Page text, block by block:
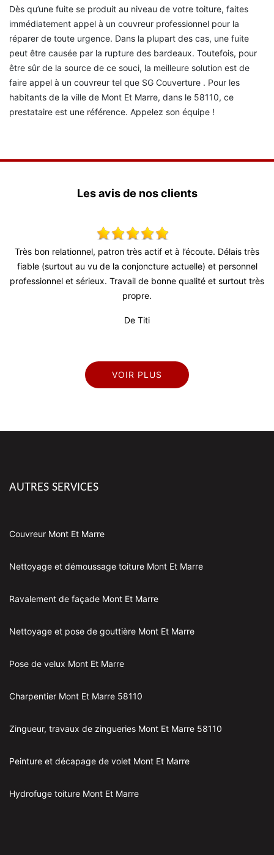
Dès qu’une fuite se produit au niveau de votre toiture, faites
immédiatement appel à un couvreur professionnel pour la
réparer de toute urgence. Dans la plupart des cas, une fuite
peut être causée par la rupture des bardeaux. Toutefois, pour
être sûr de la source de ce souci, la meilleure solution est de
faire appel à un couvreur tel que SG Couverture . Pour les
habitants de la ville de Mont Et Marre, dans le 58110, ce
prestataire est une référence. Appelez son équipe !
Les avis de nos clients
Très bon relationnel, patron très actif et à l’écoute. Délais très
fiable (surtout au vu de la conjoncture actuelle) et personnel
professionnel et sérieux. Travail de bonne qualité et surtout très
propre.
De Titi
VOIR PLUS
AUTRES SERVICES
Couvreur Mont Et Marre
Nettoyage et démoussage toiture Mont Et Marre
Ravalement de façade Mont Et Marre
Nettoyage et pose de gouttière Mont Et Marre
Pose de velux Mont Et Marre
Charpentier Mont Et Marre 58110
Zingueur, travaux de zingueries Mont Et Marre 58110
Peinture et décapage de volet Mont Et Marre
Hydrofuge toiture Mont Et Marre